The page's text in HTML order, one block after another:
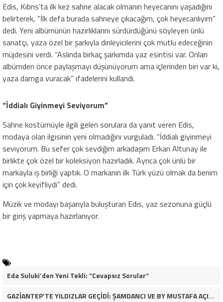
Edis, Kıbrıs’ta ilk kez sahne alacak olmanın heyecanını yaşadığını
belirterek, “İlk defa burada sahneye çıkacağım, çok heyecanlıyım”
dedi. Yeni albümünün hazırlıklarını sürdürdüğünü söyleyen ünlü
sanatçı, yaza özel bir şarkıyla dinleyicilerini çok mutlu edeceğinin
müjdesini verdi. “Aslında birkaç şarkımda yaz esintisi var. Onları
albümden önce paylaşmayı düşünüyorum ama içlerinden biri var ki,
yaza damga vuracak” ifadelerini kullandı.
“İddialı Giyinmeyi Seviyorum”
Sahne kostümüyle ilgili gelen sorulara da yanıt veren Edis,
modaya olan ilgisinin yeni olmadığını vurguladı. “İddialı giyinmeyi
seviyorum. Bu sefer çok sevdiğim arkadaşım Erkan Altunay ile
birlikte çok özel bir koleksiyon hazırladık. Ayrıca çok ünlü bir
markayla iş birliği yaptık. O markanın ilk Türk yüzü olmak da benim
için çok keyifliydi” dedi.
Müzik ve modayı başarıyla buluşturan Edis, yaz sezonuna güçlü
bir giriş yapmaya hazırlanıyor.
Eda Suluki’den Yeni Tekli: “Cevapsız Sorular”
GAZİANTEP’TE YILDIZLAR GEÇİDİ: ŞAMDANCI VE BY MUSTAFA AÇILIŞI İLE GREEN PARK’TA GÖRKEMLİ GALA